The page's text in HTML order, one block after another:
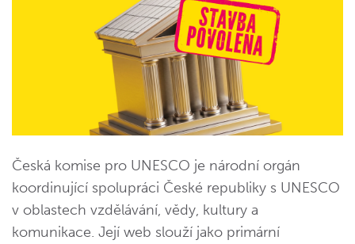
Česká komise pro UNESCO je národní orgán
koordinující spolupráci České republiky s UNESCO
v oblastech vzdělávání, vědy, kultury a
komunikace. Její web slouží jako primární